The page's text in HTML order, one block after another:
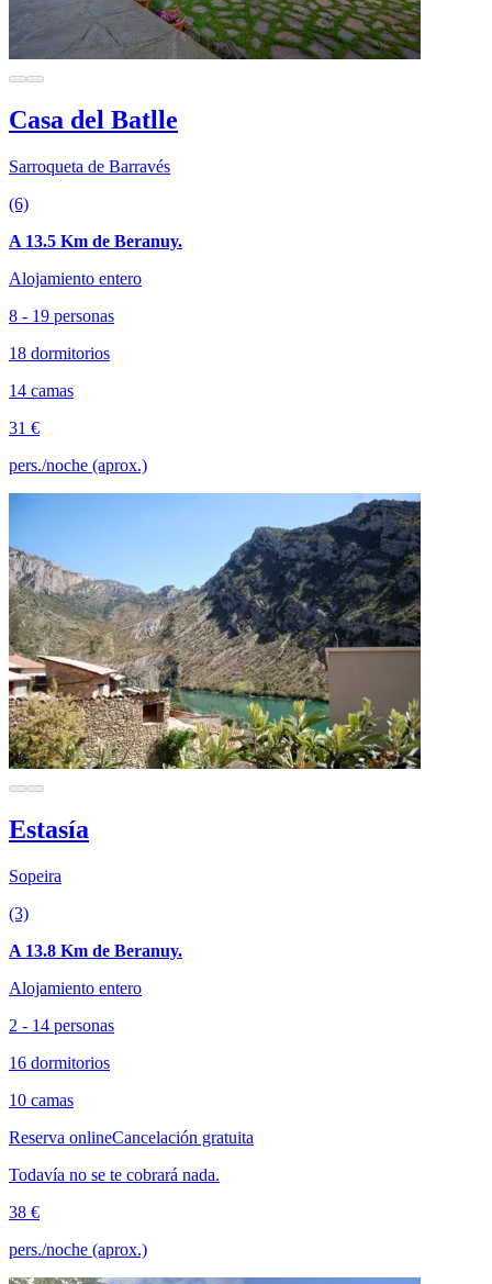
Casa del Batlle
Sarroqueta de Barravés
(6)
A 13.5 Km de Beranuy.
Alojamiento entero
8 - 19 personas
18 dormitorios
14 camas
31 €
pers./noche (aprox.)
Estasía
Sopeira
(3)
A 13.8 Km de Beranuy.
Alojamiento entero
2 - 14 personas
16 dormitorios
10 camas
Reserva onlineCancelación gratuita
Todavía no se te cobrará nada.
38 €
pers./noche (aprox.)